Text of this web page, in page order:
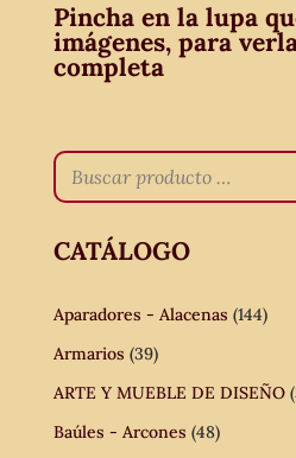
Pincha en la lupa
imágenes, para
completa
CATÁLOGO
Aparadores - Alacenas (144)
Armarios (39)
ARTE Y MUEBLE DE DISEÑO
Baúles - Arcones (48)